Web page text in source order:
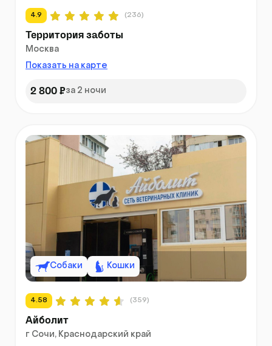
4.9 (236)
Территория заботы
Москва
Показать на карте
2 800 ₽за 2 ночи
Собаки Кошки
4.58 (359)
Айболит
г Сочи, Краснодарский край